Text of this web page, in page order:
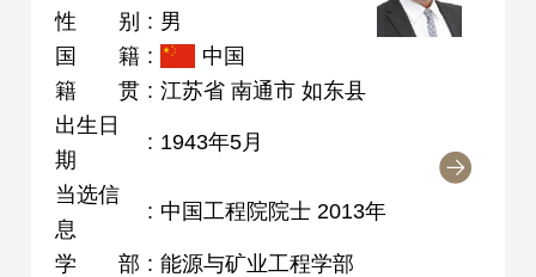
性别 : 男
国籍 :
中国
籍贯 : 江苏省 南通市 如东县
出生日
期
: 1943年5月
当选信
息
: 中国工程院院士 2013年
学部 : 能源与矿业工程学部